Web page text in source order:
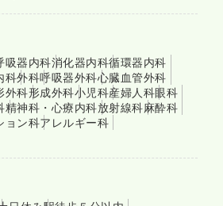
吸器内科消化器内科循環器内科
科外科呼吸器外科心臓血管外科
外科形成外科小児科産婦人科眼科
精神科・心療内科放射線科麻酔科
ョン科アレルギー科